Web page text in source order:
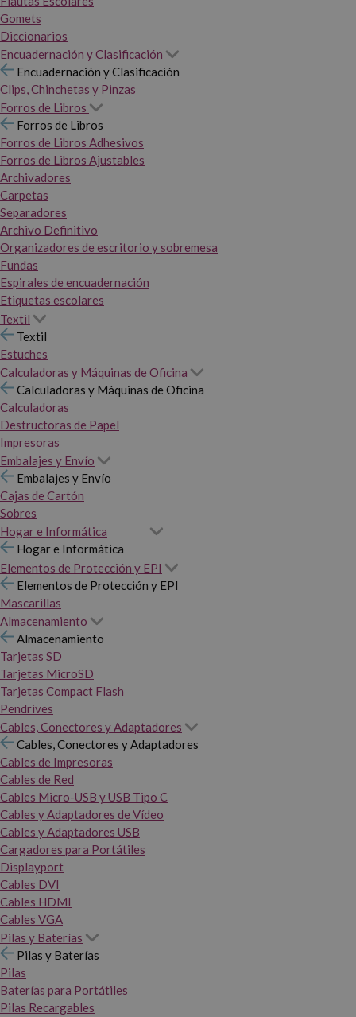
Gomets
Diccionarios
Encuadernación y Clasificación
Encuadernación y Clasificación
Clips, Chinchetas y Pinzas
Forros de Libros
Forros de Libros
Forros de Libros Adhesivos
Forros de Libros Ajustables
Archivadores
Carpetas
Separadores
Archivo Definitivo
Organizadores de escritorio y sobremesa
Fundas
Espirales de encuadernación
Etiquetas escolares
Textil
Textil
Estuches
Calculadoras y Máquinas de Oficina
Calculadoras y Máquinas de Oficina
Calculadoras
Destructoras de Papel
Impresoras
Embalajes y Envío
Embalajes y Envío
Cajas de Cartón
Sobres
Hogar e Informática
Hogar e Informática
Elementos de Protección y EPI
Elementos de Protección y EPI
Mascarillas
Almacenamiento
Almacenamiento
Tarjetas SD
Tarjetas MicroSD
Tarjetas Compact Flash
Pendrives
Cables, Conectores y Adaptadores
Cables, Conectores y Adaptadores
Cables de Impresoras
Cables de Red
Cables Micro-USB y USB Tipo C
Cables y Adaptadores de Vídeo
Cables y Adaptadores USB
Cargadores para Portátiles
Displayport
Cables DVI
Cables HDMI
Cables VGA
Pilas y Baterías
Pilas y Baterías
Pilas
Baterías para Portátiles
Pilas Recargables